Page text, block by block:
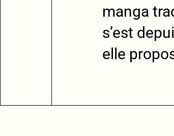
manga
s’est
elle